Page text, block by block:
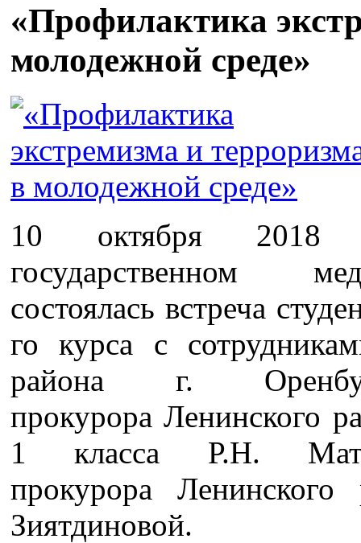
«Профилактика
молодежной среде»
10 октября 2018
государственном
состоялась встреча
го курса с
района г.
прокурора Ленинского
1 класса Р.Н.
прокурора
Зиятдиновой.